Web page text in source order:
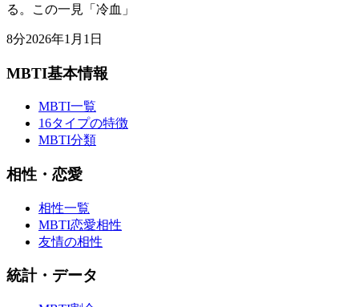
る。この一見「冷血」
8分2026年1月1日
MBTI基本情報
MBTI一覧
16タイプの特徴
MBTI分類
相性・恋愛
相性一覧
MBTI恋愛相性
友情の相性
統計・データ